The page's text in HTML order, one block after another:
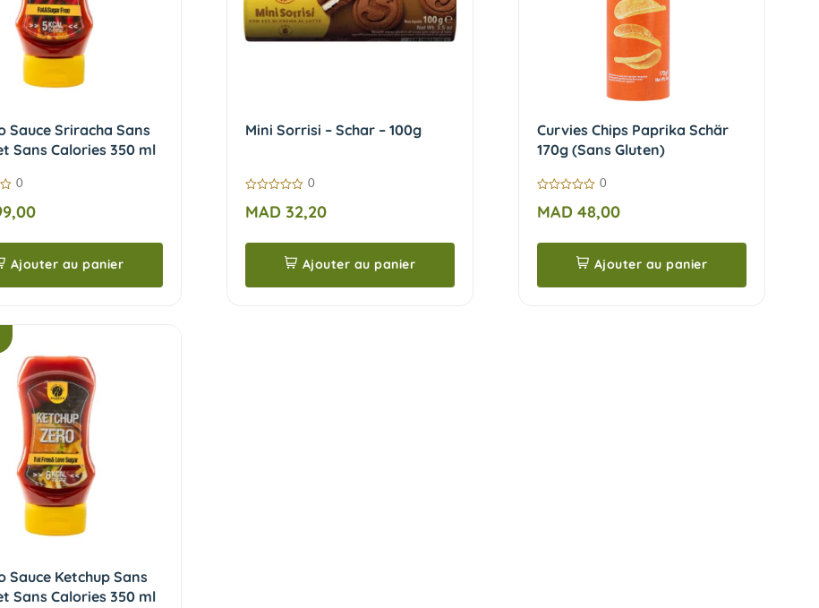
Sauce Sriracha Sans
Sans Calories 350 ml
0
Ajouter au panier
Mini Sorrisi – Schar – 100g
sur
5
0
MAD 32,20
Ajouter au panier
Curvies Chips Paprika Schär
170g (Sans Gluten)
sur
5
0
MAD 48,00
Ajouter au panier
Sauce Ketchup Sans
Sans Calories 350 ml